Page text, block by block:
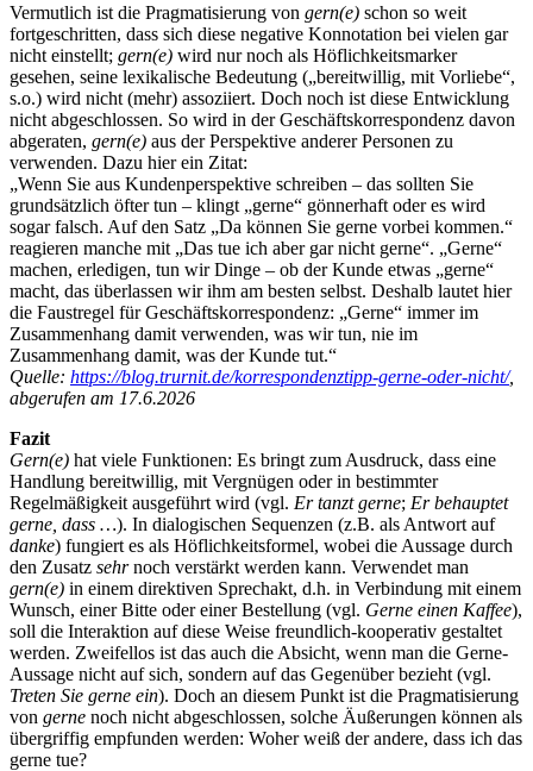
Vermutlich ist die Pragmatisierung von gern(e) schon so weit
fortgeschritten, dass sich diese negative Konnotation bei vielen gar
nicht einstellt; gern(e) wird nur noch als Höflichkeitsmarker
gesehen, seine lexikalische Bedeutung („bereitwillig, mit Vorliebe“,
s.o.) wird nicht (mehr) assoziiert. Doch noch ist diese Entwicklung
nicht abgeschlossen. So wird in der Geschäftskorrespondenz davon
abgeraten, gern(e) aus der Perspektive anderer Personen zu
verwenden. Dazu hier ein Zitat:
„Wenn Sie aus Kundenperspektive schreiben – das sollten Sie
grundsätzlich öfter tun – klingt „gerne“ gönnerhaft oder es wird
sogar falsch. Auf den Satz „Da können Sie gerne vorbei kommen.“
reagieren manche mit „Das tue ich aber gar nicht gerne“. „Gerne“
machen, erledigen, tun wir Dinge – ob der Kunde etwas „gerne“
macht, das überlassen wir ihm am besten selbst. Deshalb lautet hier
die Faustregel für Geschäftskorrespondenz: „Gerne“ immer im
Zusammenhang damit verwenden, was wir tun, nie im
Zusammenhang damit, was der Kunde tut.“
Quelle: https://blog.trurnit.de/korrespondenztipp-gerne-oder-nicht/,
abgerufen am 17.6.2026
Fazit
Gern(e) hat viele Funktionen: Es bringt zum Ausdruck, dass eine
Handlung bereitwillig, mit Vergnügen oder in bestimmter
Regelmäßigkeit ausgeführt wird (vgl. Er tanzt gerne; Er behauptet
gerne, dass …). In dialogischen Sequenzen (z.B. als Antwort auf
danke) fungiert es als Höflichkeitsformel, wobei die Aussage durch
den Zusatz sehrnoch verstärkt werden kann. Verwendet man
gern(e) in einem direktiven Sprechakt, d.h. in Verbindung mit einem
Wunsch, einer Bitte oder einer Bestellung (vgl. Gerne einen Kaffee),
soll die Interaktion auf diese Weise freundlich-kooperativ gestaltet
werden. Zweifellos ist das auch die Absicht, wenn man die Gerne-
Aussage nicht auf sich, sondern auf das Gegenüber bezieht (vgl.
Treten Sie gerne ein). Doch an diesem Punkt ist die Pragmatisierung
von gerne noch nicht abgeschlossen, solche Äußerungen können als
übergriffig empfunden werden: Woher weiß der andere, dass ich das
gerne tue?